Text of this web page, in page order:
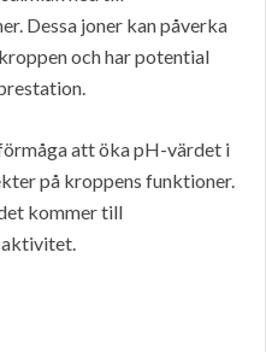
Dessa joner kan påverka
och har potential
att öka pH-värdet i
på kroppens funktioner.
kommer till
aktivitet.